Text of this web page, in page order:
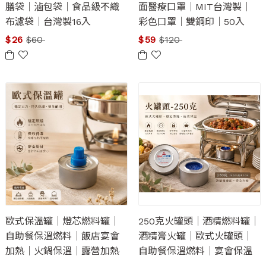
膳袋｜滷包袋｜食品級不織
布濾袋｜台灣製16入
$60
$26
面醫療口罩｜MIT台灣製｜
彩色口罩｜雙鋼印｜50入
$120
$59
歐式保溫罐｜燈芯燃料罐｜
自助餐保溫燃料｜飯店宴會
加熱｜火鍋保溫｜露營加熱
250克火罐頭｜酒精燃料罐｜
酒精膏火罐｜歐式火罐頭｜
自助餐保溫燃料｜宴會保溫